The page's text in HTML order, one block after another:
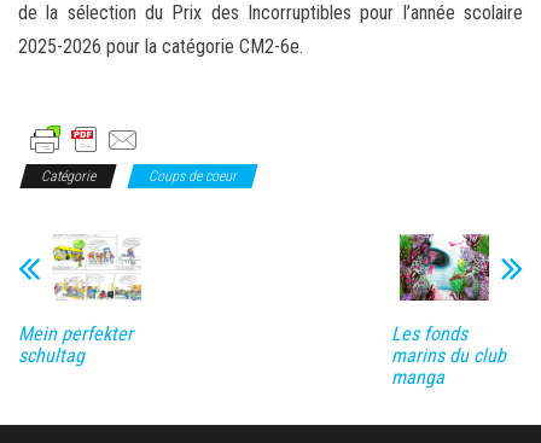
de la sélection du Prix des Incorruptibles pour l’année scolaire
2025-2026 pour la catégorie CM2-6e.
Catégorie Coups de coeur
Mein perfekter
schultag
Les fonds
marins du club
manga